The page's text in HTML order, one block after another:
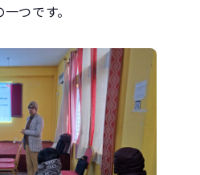
つです。